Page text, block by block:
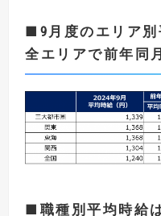
■9月度のエリア別
全エリアで前年同
■職種別平均時給